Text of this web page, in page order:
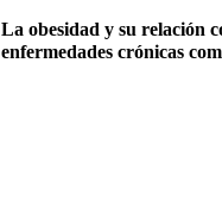
La obesidad y su relación
enfermedades crónicas